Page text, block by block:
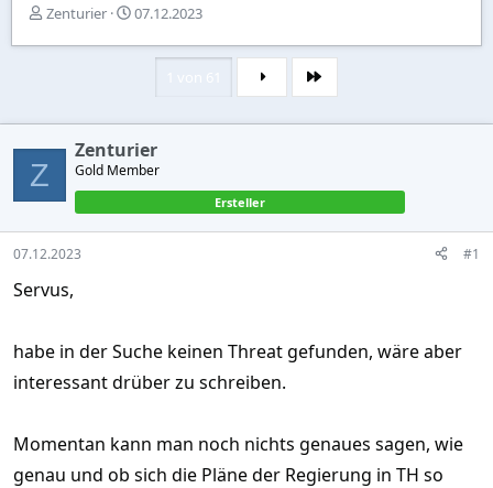
E
s
l
e
r
Zenturier
E
s
l
t
a
m
07.12.2023
Letzte
Z
Zenturier
Gold Member
Ersteller
07.12.2023 #1
Servus,
habe in der Suche keinen Threat gefunden, wäre aber
interessant drüber zu schreiben.
Momentan kann man noch nichts genaues sagen, wie
genau und ob sich die Pläne der Regierung in TH so